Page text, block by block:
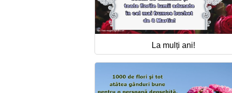
La mulți ani!